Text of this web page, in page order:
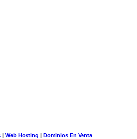
| Web Hosting | Dominios En Venta